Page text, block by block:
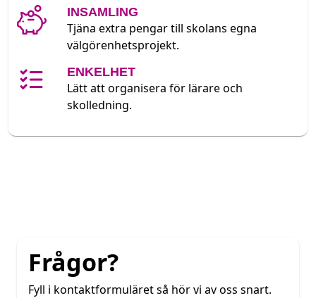
INSAMLING
Tjäna extra pengar till skolans egna
välgörenhetsprojekt.
ENKELHET
Lätt att organisera för lärare och
skolledning.
Frågor?
Fyll i kontaktformuläret så hör vi av oss snart.